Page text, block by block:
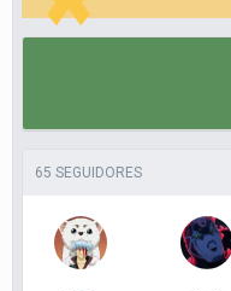
65 SEGUIDORES